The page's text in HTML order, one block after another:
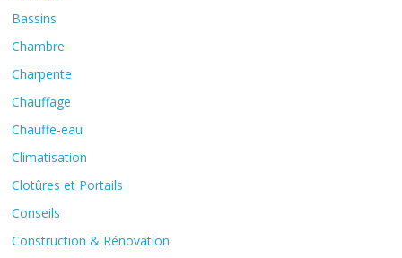
Bassins
Chambre
Charpente
Chauffage
Chauffe-eau
Climatisation
Clotûres et Portails
Conseils
Construction & Rénovation